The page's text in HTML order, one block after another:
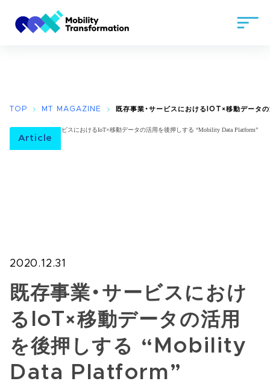
TOP MT MAGAZINE 既存事業・サービスにおけるIOT×移動デー
Article
2020.12.31
既存事業・サービスにおけ
るIoT×移動データの活用
を後押しする “Mobility
Data Platform”